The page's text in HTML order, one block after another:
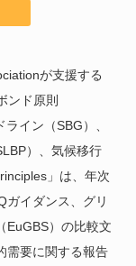
が支援する
ンド原則
イン（SBG）、
）、気候移行
」は、年次
ガイダンス、グリ
EuGBS）の比較文
需要に関する報告